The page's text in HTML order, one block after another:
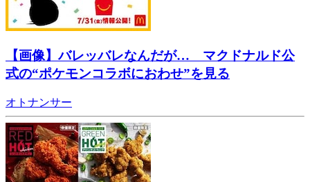
【画像】バレッバレなんだが… マクドナルド公
式の“ポケモンコラボにおわせ”を見る
オトナンサー